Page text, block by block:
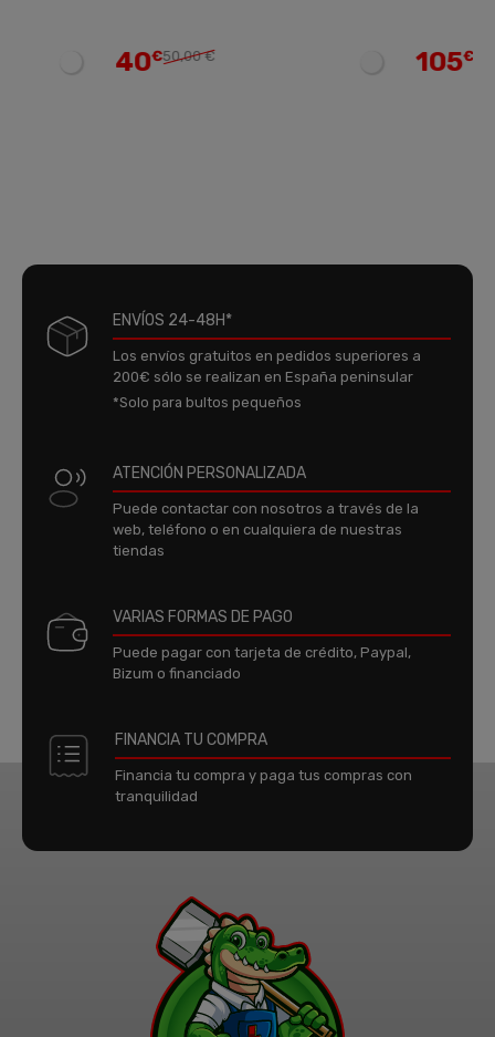
50,00 € 131,25 €
ENVÍOS 24-48H*
Los envíos gratuitos en pedidos superiores a
200€ sólo se realizan en España peninsular
*Solo para bultos pequeños
ATENCIÓN PERSONALIZADA
Puede contactar con nosotros a través de la
web, teléfono o en cualquiera de nuestras
tiendas
VARIAS FORMAS DE PAGO
Puede pagar con tarjeta de crédito, Paypal,
Bizum o financiado
FINANCIA TU COMPRA
Financia tu compra y paga tus compras con
tranquilidad